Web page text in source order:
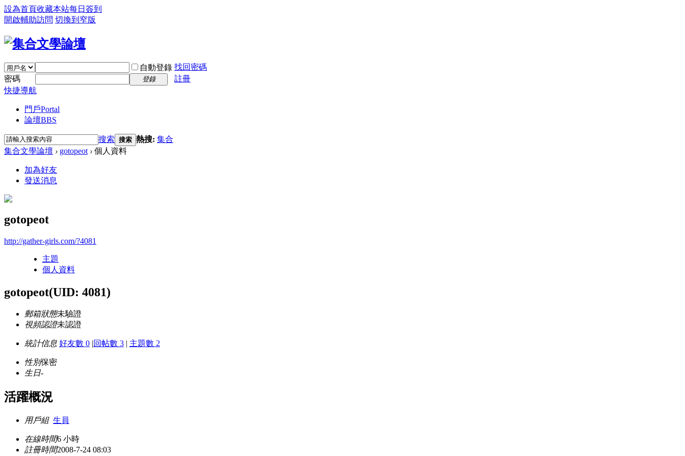
設為首頁收藏本站每日簽到
開啟輔助訪問 切換到窄版
自動登錄 找回密碼
密碼
登錄
註冊
快捷導航
門戶Portal
論壇BBS
搜索 搜索 熱搜: 集合
集合文學論壇 › gotopeot › 個人資料
加為好友
發送消息
gotopeot
http://gather-girls.com/?4081
主題
個人資料
gotopeot(UID: 4081)
郵箱狀態未驗證
視頻認證未認證
統計信息 好友數 0 |回帖數 3 | 主題數 2
性別保密
生日-
活躍概況
用戶組 生員
在線時間6 小時
註冊時間2008-7-24 08:03